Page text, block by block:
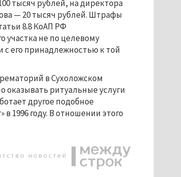
тысяч рублей, на директора
— 20 тысяч рублей. Штрафы
8.8 КоАП РФ
участка не по целевому
с его принадлежностью к той
в Сухоложском
оказывать ритуальные услуги
другое подобное
1996 году. В отношении этого